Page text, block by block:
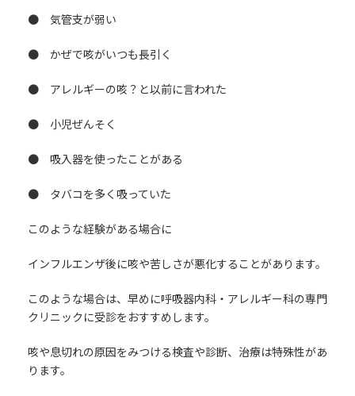
● 気管支が弱い
● かぜで咳がいつも長引く
● アレルギーの咳？と以前に言われた
● 小児ぜんそく
● 吸入器を使ったことがある
● タバコを多く吸っていた
このような経験がある場合に
インフルエンザ後に咳や苦しさが悪化することがあります。
このような場合は、早めに呼吸器内科・アレルギー科の専門
クリニックに受診をおすすめします。
咳や息切れの原因をみつける検査や診断、治療は特殊性があ
ります。